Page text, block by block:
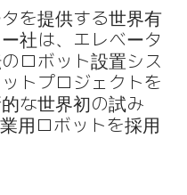
を提供する世界有
社は、エレベータ
ロボット設置シス
トプロジェクトを
な世界初の試み
用ロボットを採用